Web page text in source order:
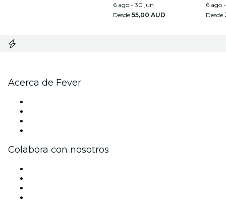
6 ago - 30 jun
Desde 55,00 AUD
6 ago
Desde
Acerca de Fever
Colabora con nosotros